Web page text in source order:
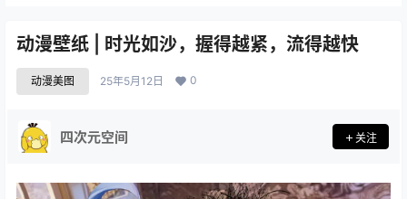
动漫壁纸 | 时光如沙，握得越紧，流得越快
动漫美图 25年5月12日 0
四次元空间 关注